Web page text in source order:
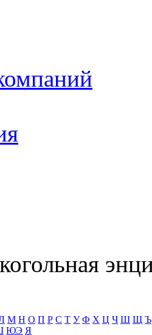
М Н О П Р С Т У Ф Х Ц Ч Ш Щ Ъ
ЮЭ Я